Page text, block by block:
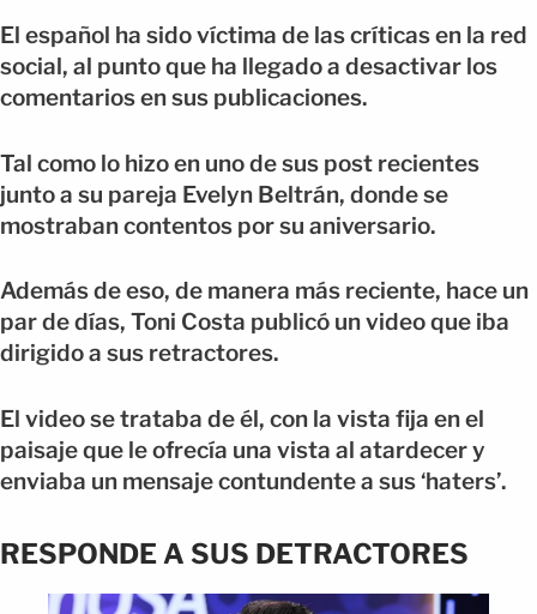
El español ha sido víctima de las críticas en la red
social, al punto que ha llegado a desactivar los
comentarios en sus publicaciones.
Tal como lo hizo en uno de sus post recientes
junto a su pareja Evelyn Beltrán, donde se
mostraban contentos por su aniversario.
Además de eso, de manera más reciente, hace un
par de días, Toni Costa publicó un video que iba
dirigido a sus retractores.
El video se trataba de él, con la vista fija en el
paisaje que le ofrecía una vista al atardecer y
enviaba un mensaje contundente a sus ‘haters’.
RESPONDE A SUS DETRACTORES